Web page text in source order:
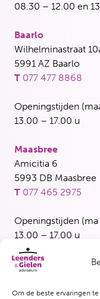
Om de beste ervaringen
08.30 – 12.00 en
Baarlo
Wilhelminastraat
5991 AZ Baarlo
T 077 477 8868
Openingstijden
13.00 – 17.00 u
Maasbree
Amicitia 6
5993 DB Maasbree
T 077 465 2975
Openingstijden
13.00 – 17.00 u
Blerick
5921 EH Venlo